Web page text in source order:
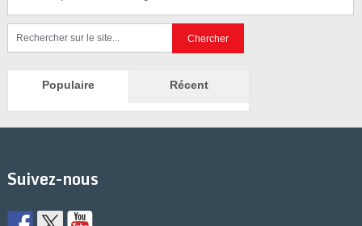
Populaire Récent
Suivez-nous